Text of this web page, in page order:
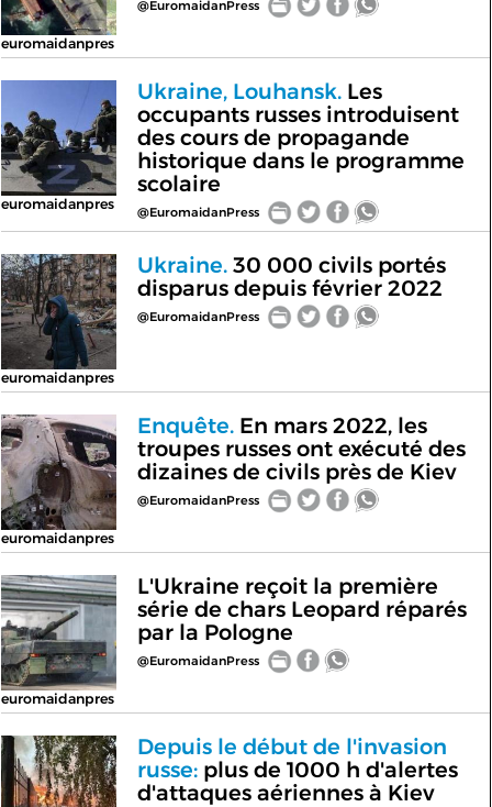
euromaidanpres
@EuromaidanPress
euromaidanpres
Ukraine, Louhansk.Les
occupants russes introduisent
des cours de propagande
historique dans le programme
scolaire
@EuromaidanPress
euromaidanpres
Ukraine.30 000 civils portés
disparus depuis février 2022
@EuromaidanPress
euromaidanpres
Enquête.En mars 2022, les
troupes russes ont exécuté des
dizaines de civils près de Kiev
@EuromaidanPress
euromaidanpres
L'Ukraine reçoit la première
série de chars Leopard réparés
par la Pologne
@EuromaidanPress
Depuis le début de l'invasion
russe:plus de 1000 h d'alertes
d'attaques aériennes à Kiev